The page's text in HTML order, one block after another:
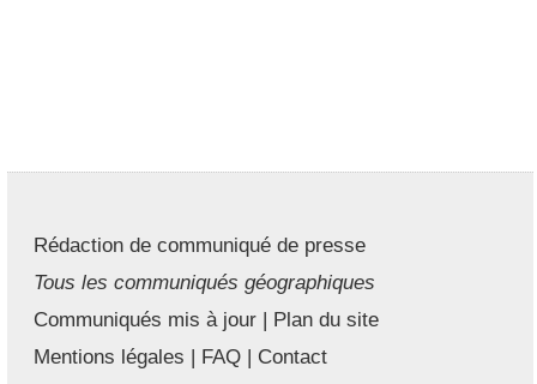
Rédaction de communiqué de presse
Tous les communiqués géographiques
Communiqués mis à jour | Plan du site
Mentions légales | FAQ | Contact